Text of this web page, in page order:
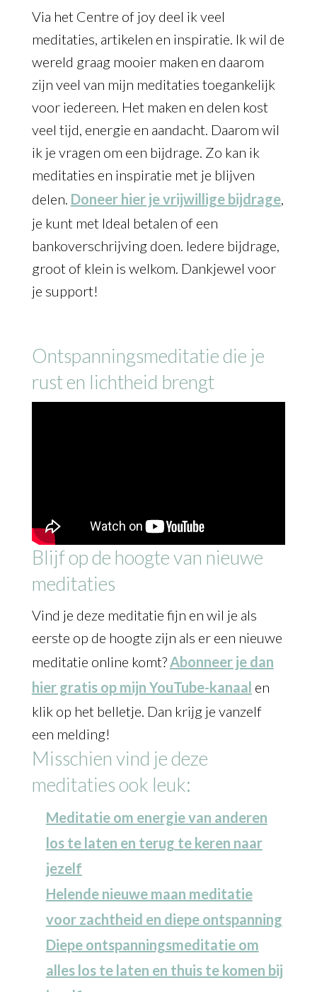
Via het Centre of joy deel ik veel
meditaties, artikelen en inspiratie. Ik wil de
wereld graag mooier maken en daarom
zijn veel van mijn meditaties toegankelijk
voor iedereen. Het maken en delen kost
veel tijd, energie en aandacht. Daarom wil
ik je vragen om een bijdrage. Zo kan ik
meditaties en inspiratie met je blijven
delen. Doneer hier je vrijwillige bijdrage,
je kunt met Ideal betalen of een
bankoverschrijving doen. Iedere bijdrage,
groot of klein is welkom. Dankjewel voor
je support!
Ontspanningsmeditatie die je
rust en lichtheid brengt
Blijf op de hoogte van nieuwe
meditaties
Vind je deze meditatie fijn en wil je als
eerste op de hoogte zijn als er een nieuwe
meditatie online komt?Abonneer je dan
hier gratis op mijn YouTube-kanaal en
klik op het belletje. Dan krijg je vanzelf
een melding!
Misschien vind je deze
meditaties ook leuk:
Meditatie om energie van anderen
los te laten en terug te keren naar
jezelf
Helende nieuwe maan meditatie
voor zachtheid en diepe ontspanning
Diepe ontspanningsmeditatie om
alles los te laten en thuis te komen bij